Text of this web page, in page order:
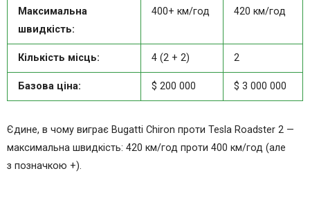
Максимальна
швидкість:
400+ км/год 420 км/год
Кількість місць: 4 (2 + 2) 2
Базова ціна: $ 200 000 $ 3 000 000
Єдине, в чому виграє Bugatti Chiron проти Tesla Roadster 2 —
максимальна швидкість: 420 км/год проти 400 км/год (але
з позначкою +).